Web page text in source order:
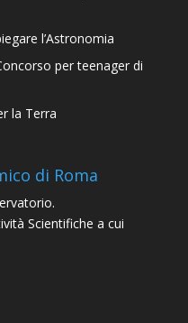
l’Astronomia
per teenager di
la Terra
di Roma
Scientifiche a cui